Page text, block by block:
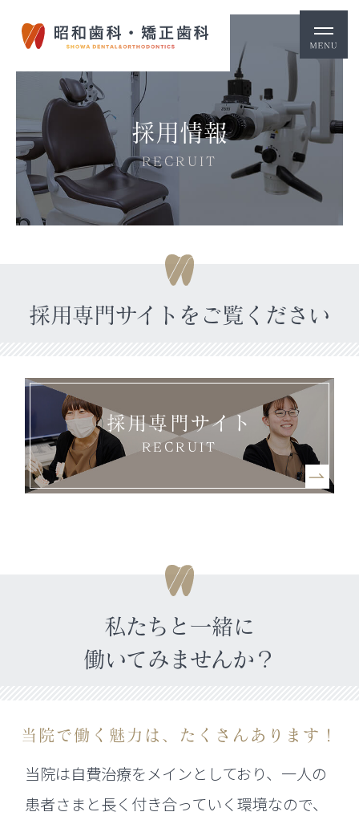
採用情報
RECRUIT
採用専門サイトをご覧ください
採用専門サイト
RECRUIT
私たちと一緒に
働いてみませんか？
当院で働く魅力は、たくさんあります！
当院は自費治療をメインとしており、一人の
患者さまと長く付き合っていく環境なので、